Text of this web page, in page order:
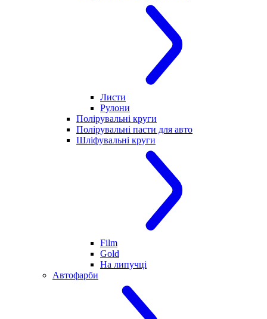
Листи
Рулони
Полірувальні круги
Полірувальні пасти для авто
Шліфувальні круги
Film
Gold
На липучці
Автофарби